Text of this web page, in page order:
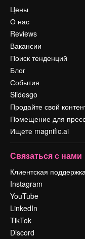
Цены
О нас
Reviews
Вакансии
Поиск тенденций
Блог
События
Slidesgo
Продайте свой
Помещение для
Ищете magnific.ai
Связаться с нами
Клиентская
Instagram
YouTube
LinkedIn
TikTok
Discord